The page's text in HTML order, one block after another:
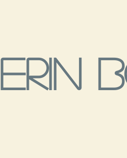
Erin